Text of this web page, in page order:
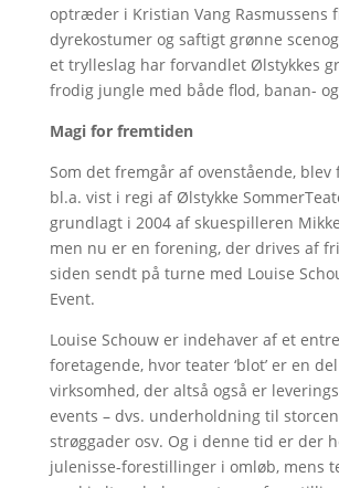
optræder i Kristian Vang Rasmussens
dyrekostumer og saftigt grønne
et trylleslag har forvandlet Ølstykkes
frodig jungle med både flod, banan- og
Magi for fremtiden
Som det fremgår af ovenstående,
bl.a. vist i regi af Ølstykke
grundlagt i 2004 af skuespilleren
men nu er en forening, der drives af
siden sendt på turne med Louise
Event.
Louise Schouw er indehaver af et
foretagende, hvor teater ‘blot’ er en
virksomhed, der altså også er
events – dvs. underholdning til
strøggader osv. Og i denne tid er der
julenisse-forestillinger i omløb, mens